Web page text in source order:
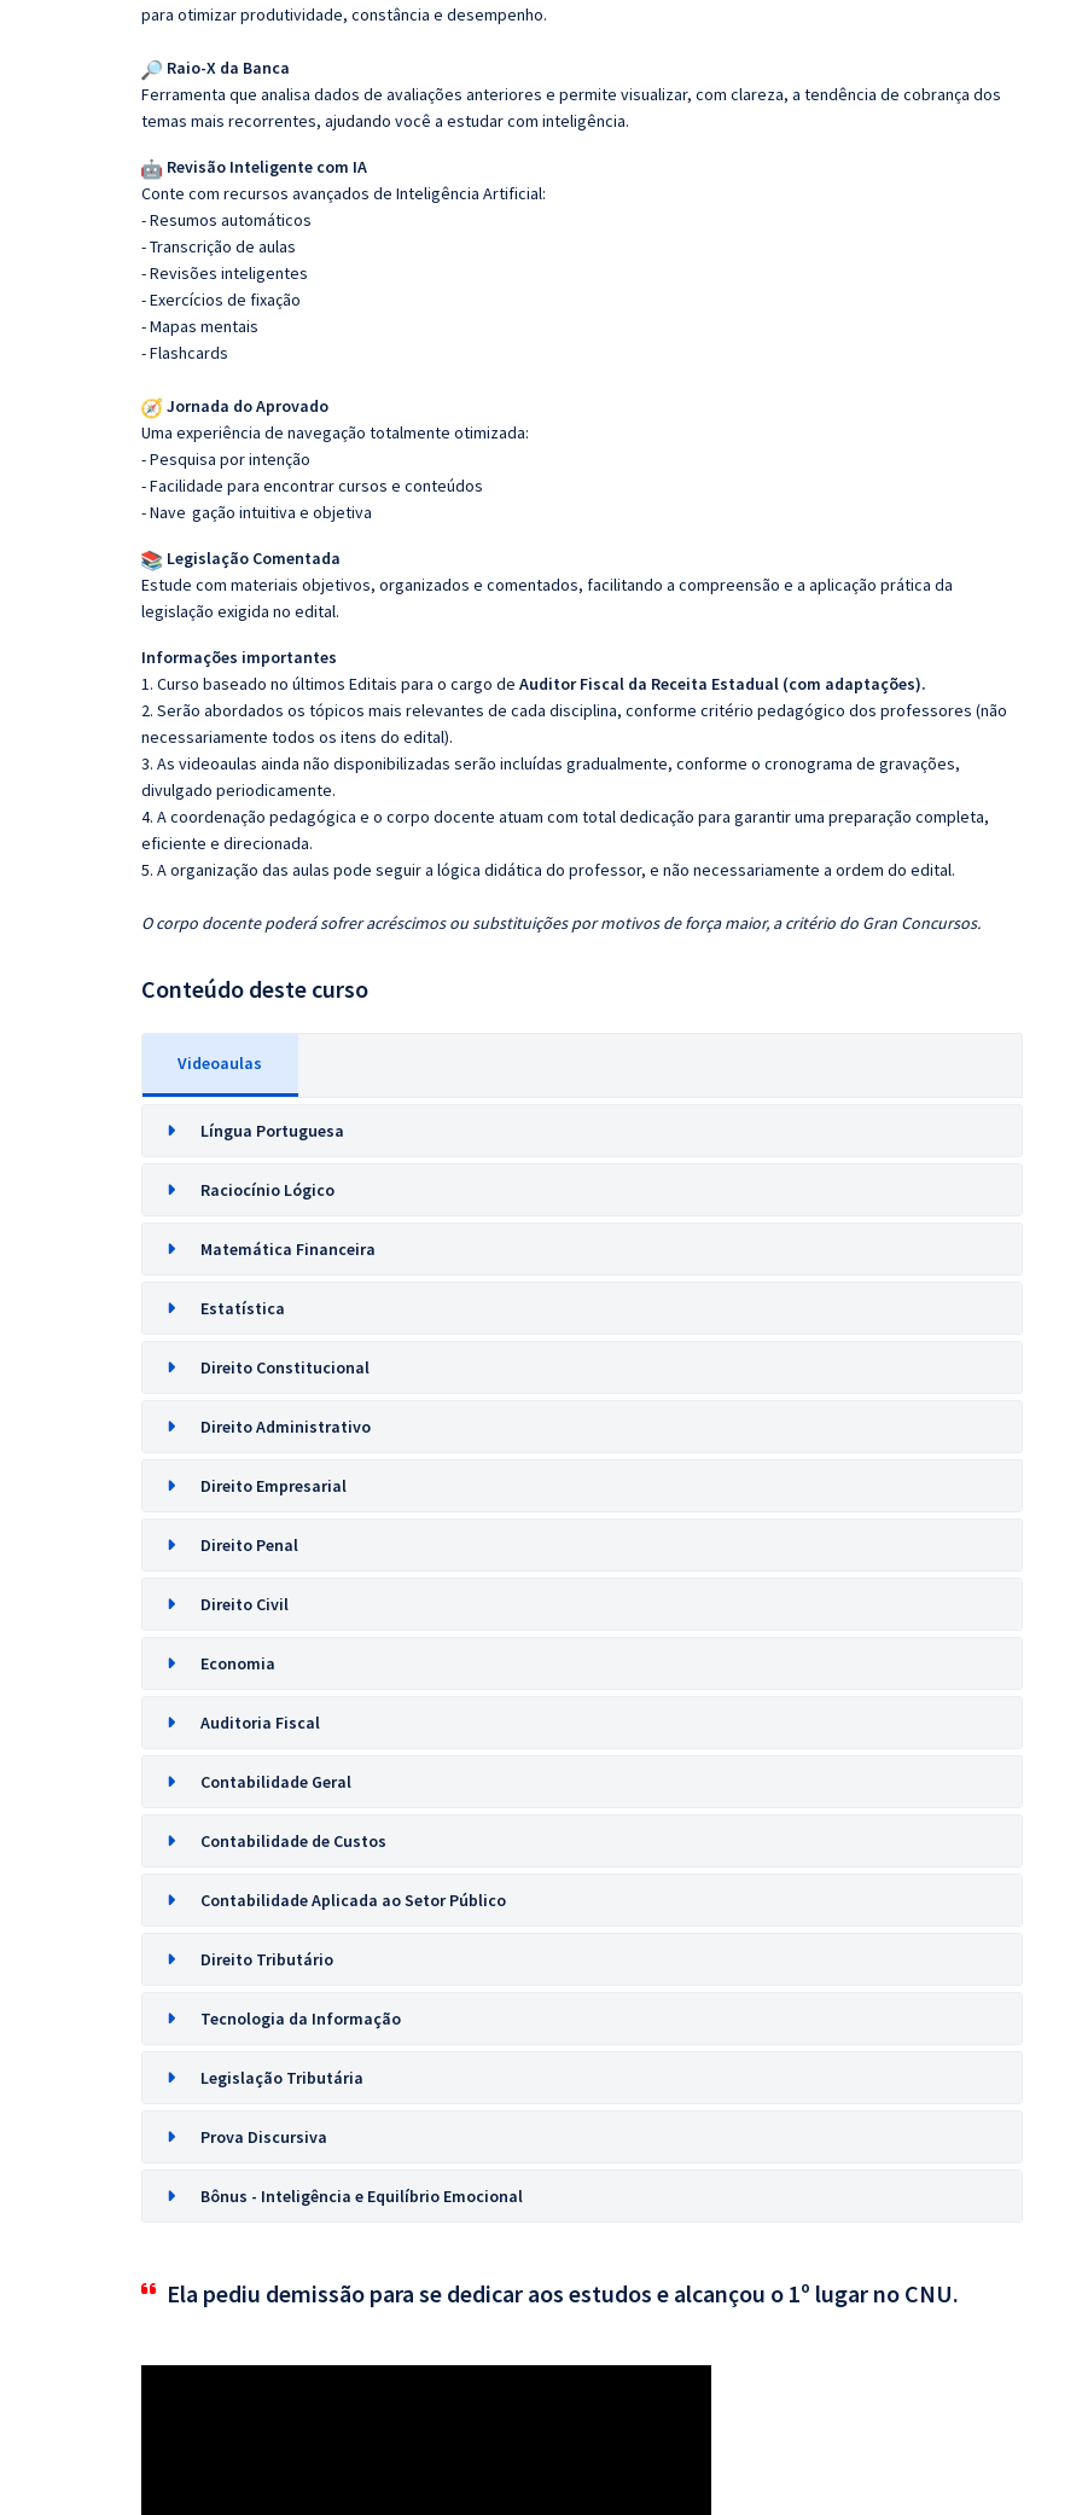
para otimizar produtividade, constância e desempenho.
Raio-X da Banca
Ferramenta que analisa dados de avaliações anteriores e permite visualizar, com clareza, a tendência de cobrança dos
temas mais recorrentes, ajudando você a estudar com inteligência.
Revisão Inteligente com IA
Conte com recursos avançados de Inteligência Artificial:
- Resumos automáticos
- Transcrição de aulas
- Revisões inteligentes
- Exercícios de fixação
- Mapas mentais
- Flashcards
Jornada do Aprovado
Uma experiência de navegação totalmente otimizada:
- Pesquisa por intenção
- Facilidade para encontrar cursos e conteúdos
- Nave gação intuitiva e objetiva
Legislação Comentada
Estude com materiais objetivos, organizados e comentados, facilitando a compreensão e a aplicação prática da
legislação exigida no edital.
Informações importantes
1. Curso baseado no últimos Editais para o cargo de Auditor Fiscal da Receita Estadual (com adaptações).
2. Serão abordados os tópicos mais relevantes de cada disciplina, conforme critério pedagógico dos professores (não
necessariamente todos os itens do edital).
3. As videoaulas ainda não disponibilizadas serão incluídas gradualmente, conforme o cronograma de gravações,
divulgado periodicamente.
4. A coordenação pedagógica e o corpo docente atuam com total dedicação para garantir uma preparação completa,
eficiente e direcionada.
5. A organização das aulas pode seguir a lógica didática do professor, e não necessariamente a ordem do edital.
O corpo docente poderá sofrer acréscimos ou substituições por motivos de força maior, a critério do Gran Concursos.
Conteúdo deste curso
Videoaulas
Língua Portuguesa
Raciocínio Lógico
Matemática Financeira
Estatística
Direito Constitucional
Direito Administrativo
Direito Empresarial
Direito Penal
Direito Civil
Economia
Auditoria Fiscal
Contabilidade Geral
Contabilidade de Custos
Contabilidade Aplicada ao Setor Público
Direito Tributário
Tecnologia da Informação
Legislação Tributária
Prova Discursiva
Bônus - Inteligência e Equilíbrio Emocional
Ela pediu demissão para se dedicar aos estudos e alcançou o 1º lugar no CNU.